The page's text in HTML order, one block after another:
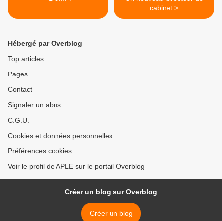
cabinet >
Hébergé par Overblog
Top articles
Pages
Contact
Signaler un abus
C.G.U.
Cookies et données personnelles
Préférences cookies
Voir le profil de APLE sur le portail Overblog
Créer un blog sur Overblog
Créer un blog